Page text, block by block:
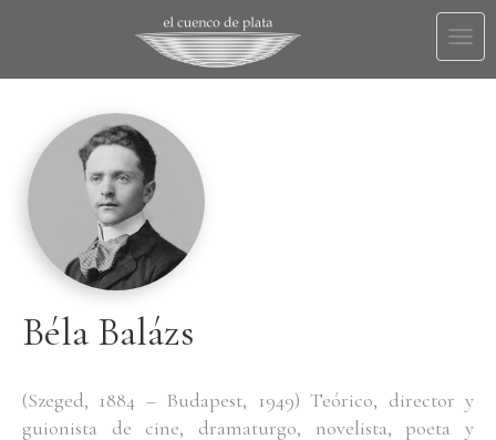
Béla Balázs
(Szeged, 1884 – Budapest, 1949) Teórico, director y
guionista de cine, dramaturgo, novelista, poeta y